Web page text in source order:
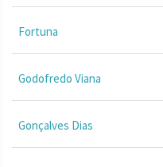
Fortuna
Godofredo Viana
Gonçalves Dias